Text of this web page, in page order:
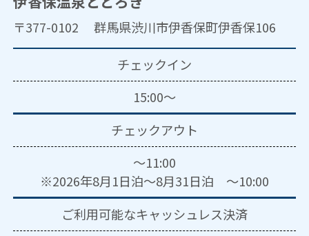
〒377-0102 群馬県渋川市伊香保町伊香保106
チェックイン
15:00～
チェックアウト
～11:00
※2026年8月1日泊～8月31日泊 ～10:00
ご利用可能なキャッシュレス決済